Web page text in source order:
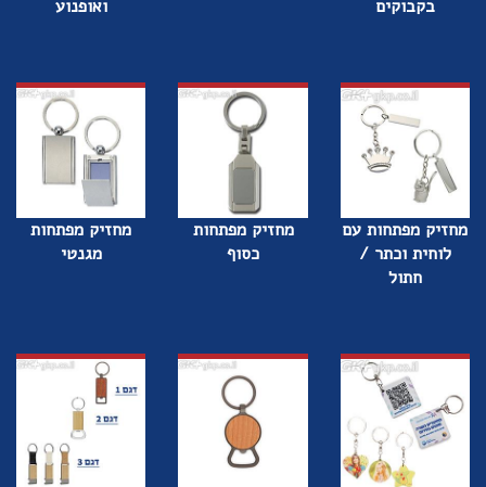
בקבוקים
ואופנוע
מחזיק מפתחות עם
לוחית וכתר /
חתול
מחזיק מפתחות
כסוף
מחזיק מפתחות
מגנטי